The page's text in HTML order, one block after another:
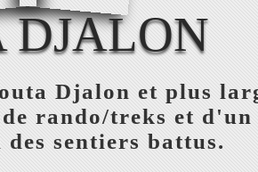
DJALON
Djalon et plus
rando/treks et d'un
sentiers battus.